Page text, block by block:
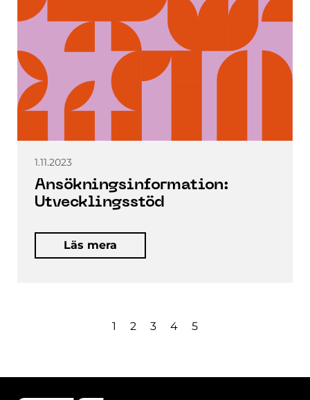
1.11.2023
Ansökningsinformation:
Utvecklingsstöd
Läs mera
1 2 3 4 5